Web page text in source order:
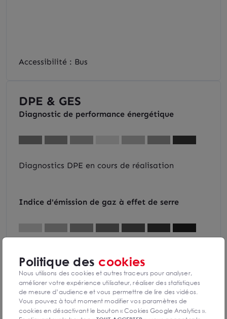
Accessibilité : Bus
DPE & GES
Diagnostic de performance énergétique
Diagnostics DPE en cours de réalisation
Indice d'émission de gaz à effet de serre
Louis DUCASSE
Politique des cookies
Nous utilisons des cookies et autres traceurs pour analyser,
améliorer votre expérience utilisateur, réaliser des statistiques
de mesure d’audience et vous permettre de lire des vidéos.
Vous pouvez à tout moment modifier vos paramètres de
cookies en désactivant le bouton « Cookies Google Analytics ».